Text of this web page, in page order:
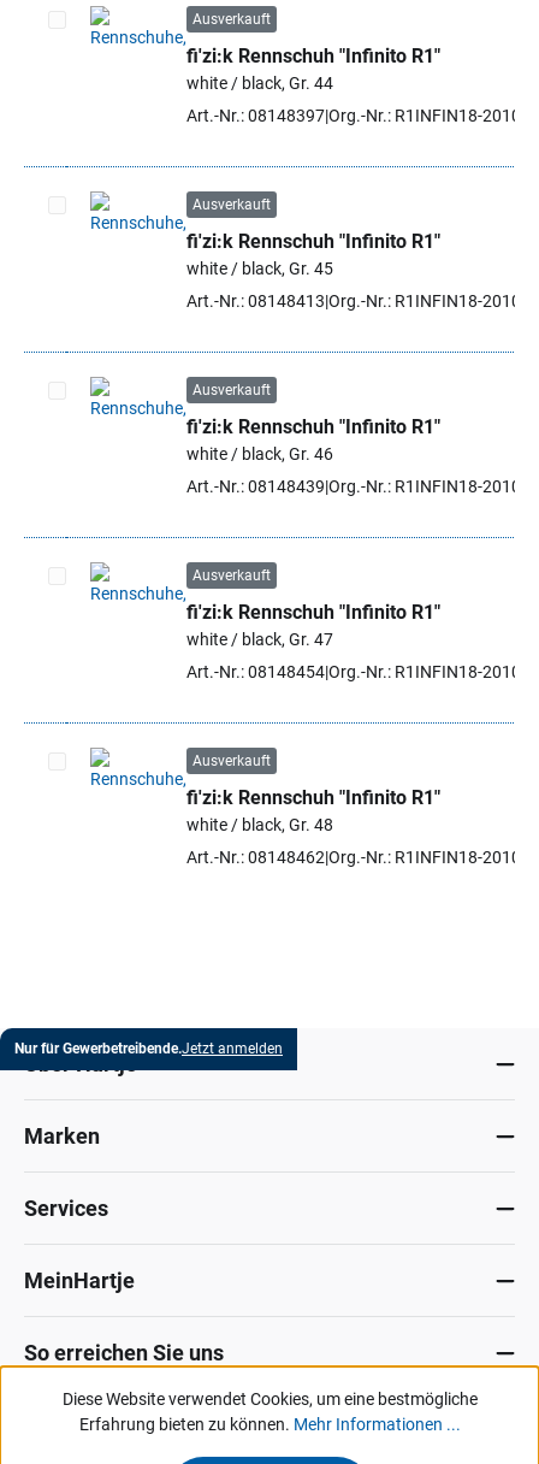
Artikel auswählen
Ausverkauft
fi'zi:k Rennschuh "Infinito R1"
white / black, Gr. 44
Art.-Nr.: 08148397Org.-Nr.: R1INFIN18-2010
Artikel auswählen
Ausverkauft
fi'zi:k Rennschuh "Infinito R1"
white / black, Gr. 45
Art.-Nr.: 08148413 Org.-Nr.: R1INFIN18-2010
Artikel auswählen
Ausverkauft
fi'zi:k Rennschuh "Infinito R1"
white / black, Gr. 46
Art.-Nr.: 08148439 Org.-Nr.: R1INFIN18-2010
Artikel auswählen
Ausverkauft
fi'zi:k Rennschuh "Infinito R1"
white / black, Gr. 47
Art.-Nr.: 08148454Org.-Nr.: R1INFIN18-2010
Artikel auswählen
Ausverkauft
fi'zi:k Rennschuh "Infinito R1"
white / black, Gr. 48
Art.-Nr.: 08148462 Org.-Nr.: R1INFIN18-2010
Nur für Gewerbetreibende.Jetzt anmelden
Marken
Services
MeinHartje
So erreichen Sie uns
Datenschutz ImpressumAllg. Verkaufsbedingungen
KontaktHinweisgeber-Portal
Diese Website verwendet Cookies, um eine bestmögliche
Erfahrung bieten zu können. Mehr Informationen ...